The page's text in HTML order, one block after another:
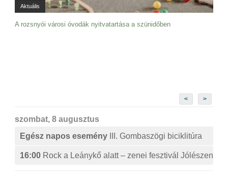
Aktuális
A rozsnyói városi óvodák nyitvatartása a szünidőben
< >
szombat, 8 augusztus
Egész napos esemény
III. Gombaszögi biciklitúra
16:00 Rock a Leánykő alatt – zenei fesztivál Jólészen